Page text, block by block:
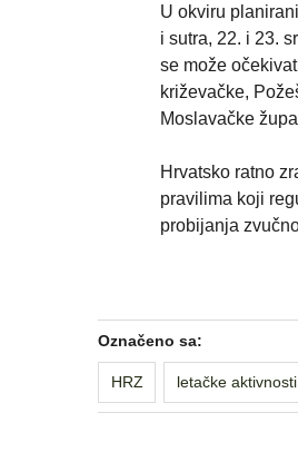
U okviru
i sutra, 22. i 23.
se može
križevačke,
Moslavačke
Hrvatsko ratno
pravilima koji
probijanja
Označeno sa:
HRZ letačke aktivnosti